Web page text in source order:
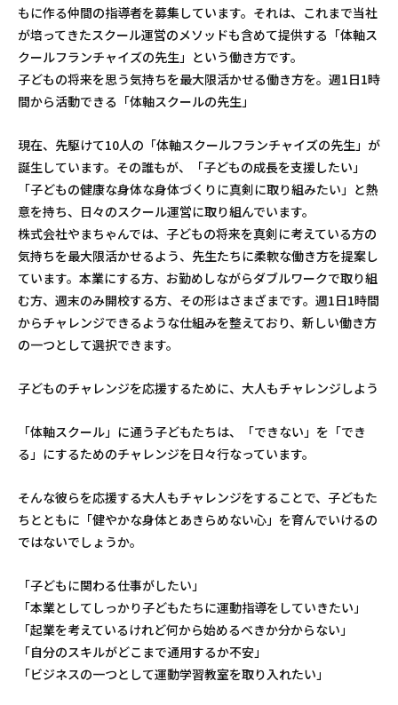
Yamachan store
お問合せ
もに作る仲間の指導者を募集しています。それは、これまで当社
が培ってきたスクール運営のメソッドも含めて提供する「体軸ス
クールフランチャイズの先生」という働き方です。
子どもの将来を思う気持ちを最大限活かせる働き方を。週1日1時
間から活動できる「体軸スクールの先生」
現在、先駆けて10人の「体軸スクールフランチャイズの先生」が
誕生しています。その誰もが、「子どもの成長を支援したい」
「子どもの健康な身体な身体づくりに真剣に取り組みたい」と熱
意を持ち、日々のスクール運営に取り組んでいます。
株式会社やまちゃんでは、子どもの将来を真剣に考えている方の
気持ちを最大限活かせるよう、先生たちに柔軟な働き方を提案し
ています。本業にする方、お勤めしながらダブルワークで取り組
む方、週末のみ開校する方、その形はさまざまです。週1日1時間
からチャレンジできるような仕組みを整えており、新しい働き方
の一つとして選択できます。
子どものチャレンジを応援するために、大人もチャレンジしよう
「体軸スクール」に通う子どもたちは、「できない」を「でき
る」にするためのチャレンジを日々行なっています。
そんな彼らを応援する大人もチャレンジをすることで、子どもた
ちとともに「健やかな身体とあきらめない心」を育んでいけるの
ではないでしょうか。
「子どもに関わる仕事がしたい」
「本業としてしっかり子どもたちに運動指導をしていきたい」
「起業を考えているけれど何から始めるべきか分からない」
「自分のスキルがどこまで通用するか不安」
「ビジネスの一つとして運動学習教室を取り入れたい」